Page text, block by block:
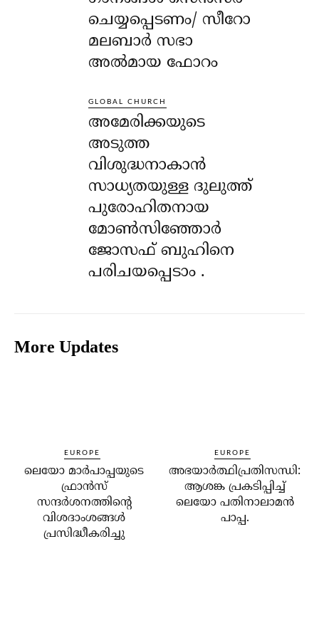
ചെയ്യപ്പെടണം/ സീറോ
മലബാർ സഭാ
അൽമായ ഫോറം
GLOBAL CHURCH
അമേരിക്കയുടെ
അടുത്ത
വിശുദ്ധനാകാൻ
സാധ്യതയുള്ള ദുലുത്ത്
പുരോഹിതനായ
മോൺസിഞ്ഞോർ
ജോസഫ് ബുഹിനെ
പരിചയപ്പെടാം .
More Updates
EUROPE
ലെയോ മാര്‍പാപ്പയുടെ
ഫ്രാന്‍സ്
സന്ദര്‍ശനത്തിന്റെ
വിശദാംശങ്ങള്‍
പ്രസിദ്ധീകരിച്ചു
EUROPE
അഭയാര്‍ത്ഥിപ്രതിസന്ധി:
ആശങ്ക പ്രകടിപ്പിച്ച്
ലെയോ പതിനാലാമന്‍
പാപ്പ.